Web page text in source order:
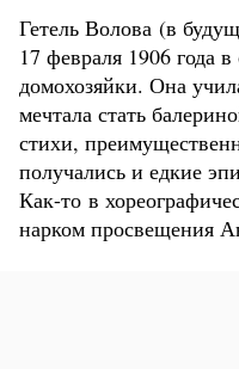
Гетель Волова (в
17 февраля 1906 года
домохозяйки. Она
мечтала стать
стихи,
получались и едкие
Как-то в
нарком просвещения